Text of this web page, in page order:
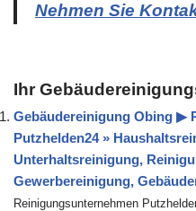
Nehmen Sie
Ihr
Gebäudereinigung Obing ▶︎
Putzhelden24 »
Unterhaltsreinigung,
Gewerbereinigung,
Reinigungsunternehmen